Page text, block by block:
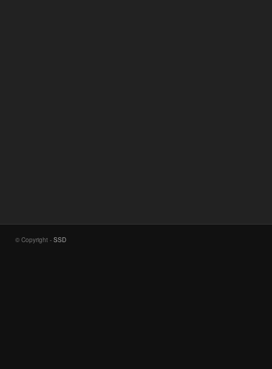
© Copyright - SSD